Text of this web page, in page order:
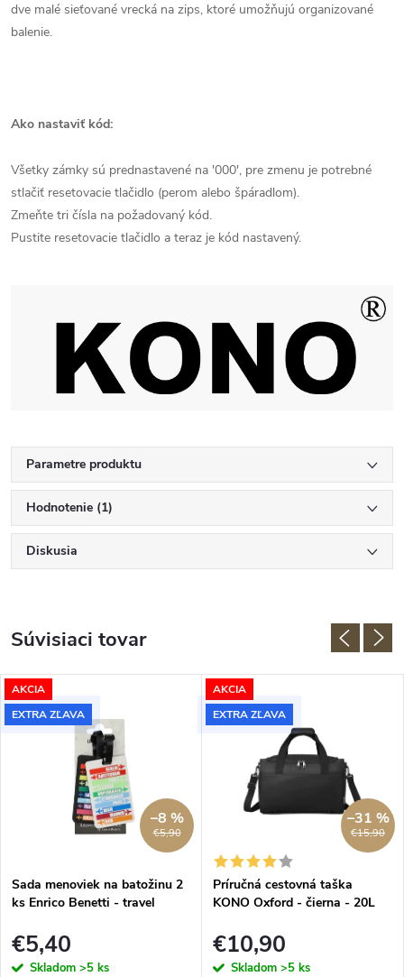
dve malé sieťované vrecká na zips, ktoré umožňujú organizované
balenie.
Ako nastaviť kód:
Všetky zámky sú prednastavené na '000', pre zmenu je potrebné
stlačiť resetovacie tlačidlo (perom alebo špáradlom).
Zmeňte tri čísla na požadovaný kód.
Pustite resetovacie tlačidlo a teraz je kód nastavený.
Parametre produktu
Hodnotenie (1)
Diskusia
Súvisiaci tovar
AKCIA
EXTRA ZĽAVA
€5,90
–8 %
Sada menoviek na batožinu 2
ks Enrico Benetti - travel
€5,40
Skladom >5 ks
AKCIA
EXTRA ZĽAVA
€15,90
–31 %
Príručná cestovná taška
KONO Oxford - čierna - 20L
€10,90
Skladom >5 ks